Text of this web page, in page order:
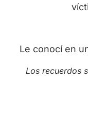
Le conocí en
Los recuerdos